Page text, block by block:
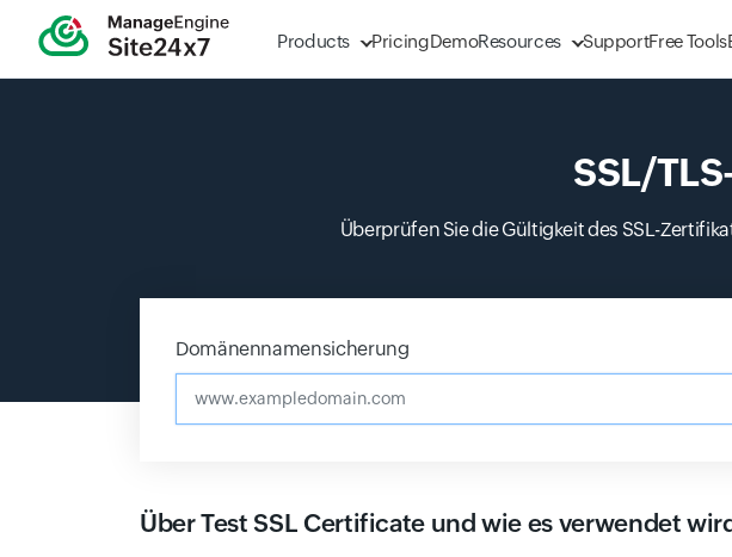
Products PricingDemoResources SupportFree Tools
SSL/
Überprüfen Sie die Gültigkeit des SSL-
Input field
Input field
Input field
Domänennamensicherung
Über Test SSL Certificate und wie es verwendet